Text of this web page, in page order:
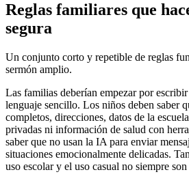
Reglas familiares que
segura
Un conjunto corto y repetible de reglas
sermón amplio.
Las familias deberían empezar por escribir
lenguaje sencillo. Los niños deben saber
completos, direcciones, datos de la
privadas ni información de salud con
saber que no usan la IA para enviar
situaciones emocionalmente delicadas.
uso escolar y el uso casual no siempre